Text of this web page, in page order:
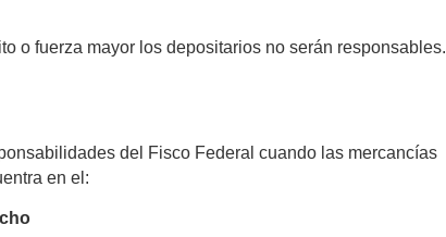
o fuerza mayor los depositarios no serán responsables.
del Fisco Federal cuando las mercancías
en el: